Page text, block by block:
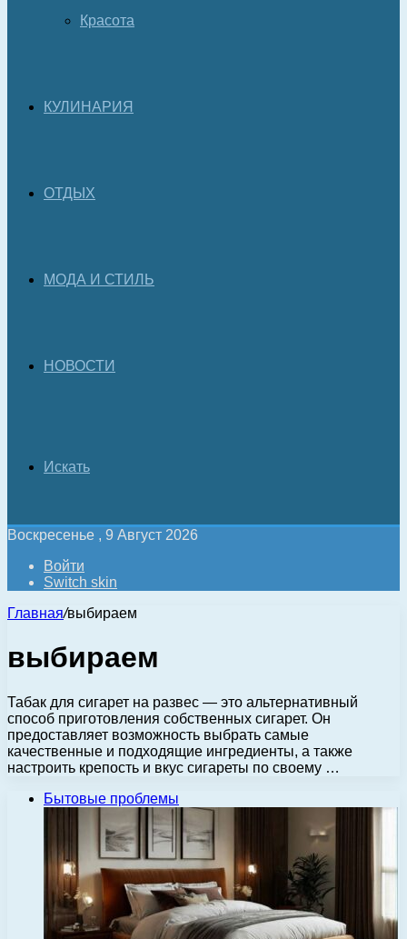
Красота
КУЛИНАРИЯ
ОТДЫХ
МОДА И СТИЛЬ
НОВОСТИ
Искать
Воскресенье , 9 Август 2026
Войти
Switch skin
Главная/выбираем
выбираем
Табак для сигарет на развес — это альтернативный
способ приготовления собственных сигарет. Он
предоставляет возможность выбрать самые
качественные и подходящие ингредиенты, а также
настроить крепость и вкус сигареты по своему …
Бытовые проблемы